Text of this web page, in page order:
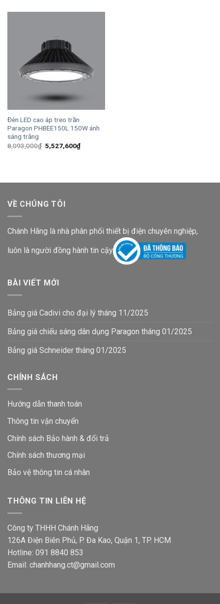
4,796,800₫.
Đèn LED cao áp treo trần
Paragon PHBEE150L 150W ánh
sáng trắng
8,093,000₫ Giá
gốc
5,527,600₫Giá
hiện
VỀ CHÚNG TÔI
Chánh Hãng là nhà phân phối thiết bị điện chuyên nghiệp,
luôn là người đồng hành tin cậy
BÀI VIẾT MỚI
Bảng giá Cadivi cho đại lý tháng 11/2025
Bảng giá chiếu sáng dân dụng Paragon tháng 01/2025
Bảng giá Schneider tháng 01/2025
CHÍNH SÁCH
Hướng dẫn thanh toán
Thông tin vận chuyển
Chính sách Bảo hành & đổi trả
Chính sách thương mại
Bảo vệ thông tin cá nhân
THÔNG TIN LIÊN HỆ
Công ty THHH Chánh Hãng
126A Điện Biên Phủ, P. Đa Kao, Quận 1, TP. HCM
Hotline: 091 8840 853
Email: chanhhang.ct@gmail.com